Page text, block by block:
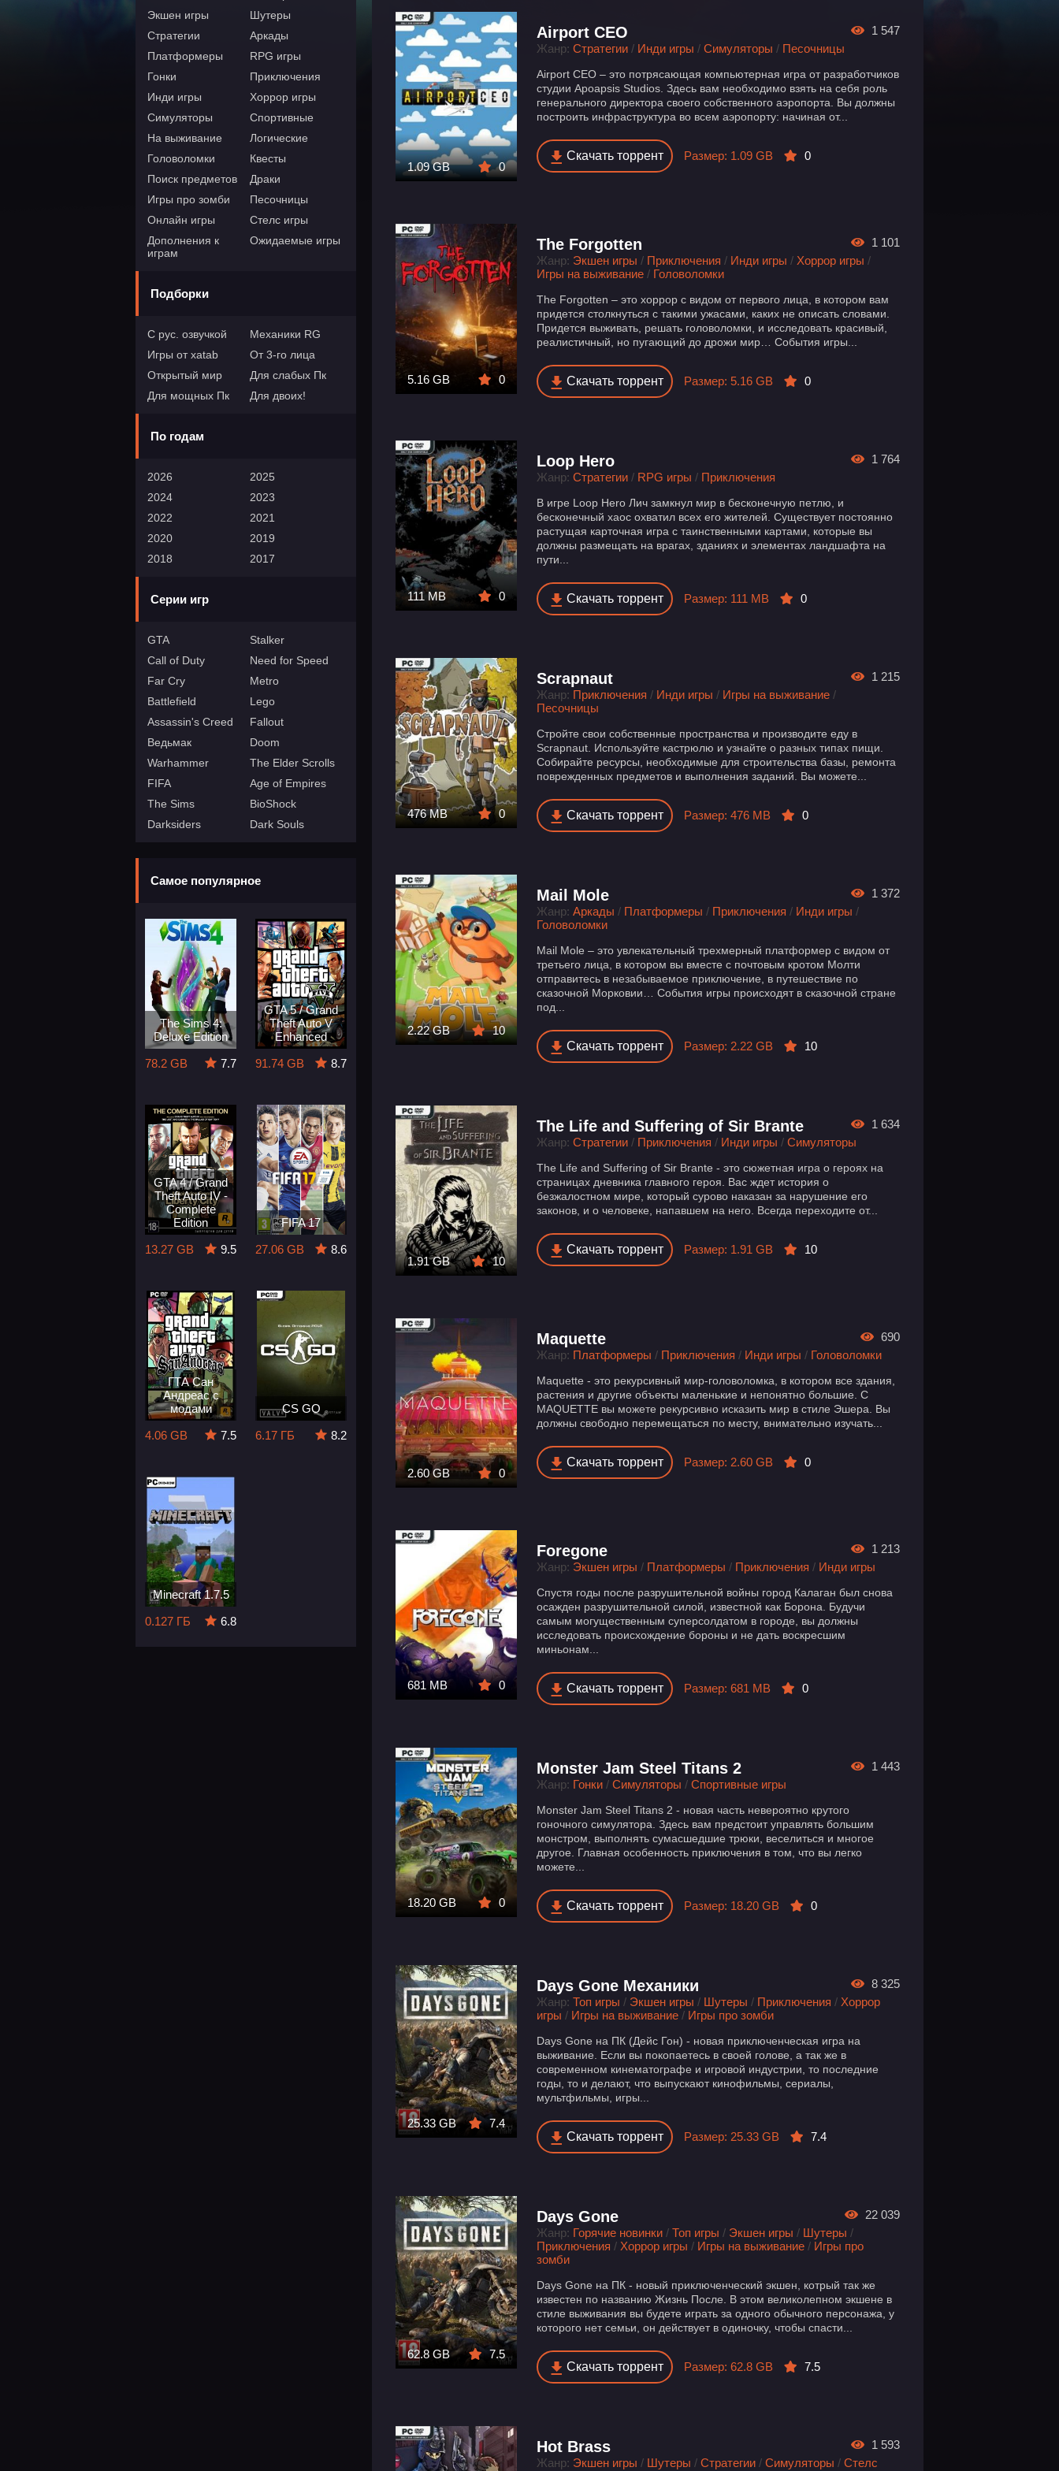
Экшен игры
Шутеры
Стратегии
Аркады
Платформеры
RPG игры
Гонки
Приключения
Инди игры
Хоррор игры
Симуляторы
Спортивные
На выживание
Логические
Головоломки
Квесты
Поиск предметов
Драки
Игры про зомби
Песочницы
Онлайн игры
Стелс игры
Дополнения к
играм
Ожидаемые игры
Подборки
С рус. озвучкой
Механики RG
Игры от xatab
От 3-го лица
Открытый мир
Для слабых Пк
Для мощных Пк
Для двоих!
По годам
2026
2025
2024
2023
2022
2021
2020
2019
2018
2017
Серии игр
GTA
Stalker
Call of Duty
Need for Speed
Far Cry
Metro
Battlefield
Lego
Assassin's Creed
Fallout
Ведьмак
Doom
Warhammer
The Elder Scrolls
FIFA
Age of Empires
The Sims
BioShock
Darksiders
Dark Souls
Самое популярное
The Sims 4:
Deluxe Edition
78.2 GB
7.7
GTA 5 / Grand
Theft Auto V
Enhanced
91.74 GB
8.7
GTA 4 / Grand
Theft Auto IV -
Complete
Edition
13.27 GB
9.5
FIFA 17
27.06 GB
8.6
ГТА Сан
Андреас с
модами
4.06 GB
7.5
CS GO
6.17 ГБ
8.2
Minecraft 1.7.5
0.127 ГБ
6.8
1.09 GB 0
Airport CEO
Жанр: Стратегии / Инди игры /Симуляторы / Песочницы
Airport CEO – это потрясающая компьютерная игра от разработчиков
студии Apoapsis Studios. Здесь вам необходимо взять на себя роль
генерального директора своего собственного аэропорта. Вы должны
построить инфраструктура во всем аэропорту: начиная от...
Скачать торрент Размер: 1.09 GB 0
1 547
5.16 GB 0
The Forgotten
Жанр: Экшен игры / Приключения / Инди игры / Хоррор игры /
Игры на выживание / Головоломки
The Forgotten – это хоррор с видом от первого лица, в котором вам
придется столкнуться с такими ужасами, каких не описать словами.
Придется выживать, решать головоломки, и исследовать красивый,
реалистичный, но пугающий до дрожи мир… События игры...
Скачать торрент Размер: 5.16 GB 0
1 101
111 MB 0
Loop Hero
Жанр: Стратегии / RPG игры / Приключения
В игре Loop Hero Лич замкнул мир в бесконечную петлю, и
бесконечный хаос охватил всех его жителей. Существует постоянно
растущая карточная игра с таинственными картами, которые вы
должны размещать на врагах, зданиях и элементах ландшафта на
пути...
Скачать торрент Размер: 111 MB 0
1 764
476 MB 0
Scrapnaut
Жанр: Приключения / Инди игры / Игры на выживание /
Песочницы
Стройте свои собственные пространства и производите еду в
Scrapnaut. Используйте кастрюлю и узнайте о разных типах пищи.
Собирайте ресурсы, необходимые для строительства базы, ремонта
поврежденных предметов и выполнения заданий. Вы можете...
Скачать торрент Размер: 476 MB 0
1 215
2.22 GB 10
Mail Mole
Жанр: Аркады / Платформеры / Приключения / Инди игры /
Головоломки
Mail Mole – это увлекательный трехмерный платформер с видом от
третьего лица, в котором вы вместе с почтовым кротом Молти
отправитесь в незабываемое приключение, в путешествие по
сказочной Морковии… События игры происходят в сказочной стране
под...
Скачать торрент Размер: 2.22 GB 10
1 372
1.91 GB 10
The Life and Suffering of Sir Brante
Жанр: Стратегии / Приключения / Инди игры /Симуляторы
The Life and Suffering of Sir Brante - это сюжетная игра о героях на
страницах дневника главного героя. Вас ждет история о
безжалостном мире, который сурово наказан за нарушение его
законов, и о человеке, напавшем на него. Всегда переходите от...
Скачать торрент Размер: 1.91 GB 10
1 634
2.60 GB 0
Maquette
Жанр: Платформеры / Приключения / Инди игры / Головоломки
Maquette - это рекурсивный мир-головоломка, в котором все здания,
растения и другие объекты маленькие и непонятно большие. С
MAQUETTE вы можете рекурсивно исказить мир в стиле Эшера. Вы
должны свободно перемещаться по месту, внимательно изучать...
Скачать торрент Размер: 2.60 GB 0
690
681 MB 0
Foregone
Жанр: Экшен игры / Платформеры / Приключения / Инди игры
Спустя годы после разрушительной войны город Калаган был снова
осажден разрушительной силой, известной как Борона. Будучи
самым могущественным суперсолдатом в городе, вы должны
исследовать происхождение бороны и не дать воскресшим
миньонам...
Скачать торрент Размер: 681 MB 0
1 213
18.20 GB 0
Monster Jam Steel Titans 2
Жанр: Гонки /Симуляторы /Спортивные игры
Monster Jam Steel Titans 2 - новая часть невероятно крутого
гоночного симулятора. Здесь вам предстоит управлять большим
монстром, выполнять сумасшедшие трюки, веселиться и многое
другое. Главная особенность приключения в том, что вы легко
можете...
Скачать торрент Размер: 18.20 GB 0
1 443
25.33 GB 7.4
Days Gone Механики
Жанр: Топ игры / Экшен игры / Шутеры / Приключения / Хоррор
игры / Игры на выживание / Игры про зомби
Days Gone на ПК (Дейс Гон) - новая приключенческая игра на
выживание. Если вы покопаетесь в своей голове, а так же в
современном кинематографе и игровой индустрии, то последние
годы, то и делают, что выпускают кинофильмы, сериалы,
мультфильмы, игры...
Скачать торрент Размер: 25.33 GB 7.4
8 325
62.8 GB 7.5
Days Gone
Жанр: Горячие новинки /Топ игры / Экшен игры / Шутеры /
Приключения / Хоррор игры / Игры на выживание / Игры про
зомби
Days Gone на ПК - новый приключенческий экшен, котрый так же
известен по названию Жизнь После. В этом великолепном экшене в
стиле выживания вы будете играть за одного обычного персонажа, у
которого нет семьи, он действует в одиночку, чтобы спасти...
Скачать торрент Размер: 62.8 GB 7.5
22 039
Hot Brass
Жанр: Экшен игры / Шутеры /Стратегии /Симуляторы /Стелс
1 593